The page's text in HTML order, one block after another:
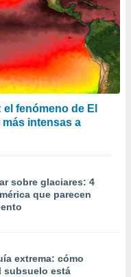
fenómeno de El
intensas a
sobre glaciares: 4
que parecen
extrema: cómo
subsuelo está